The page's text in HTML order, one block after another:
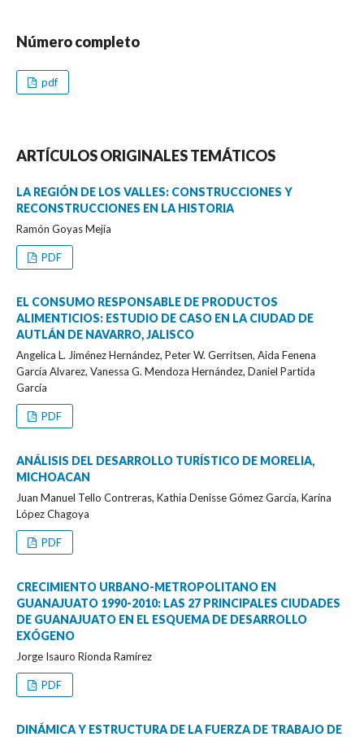
Número completo
pdf
ARTÍCULOS ORIGINALES TEMÁTICOS
LA REGIÓN DE LOS VALLES: CONSTRUCCIONES Y
RECONSTRUCCIONES EN LA HISTORIA
Ramón Goyas Mejía
PDF
EL CONSUMO RESPONSABLE DE PRODUCTOS
ALIMENTICIOS: ESTUDIO DE CASO EN LA CIUDAD DE
AUTLÁN DE NAVARRO, JALISCO
Angelica L. Jiménez Hernández, Peter W. Gerritsen, Aida Fenena
García Alvarez, Vanessa G. Mendoza Hernández, Daniel Partida
García
PDF
ANÁLISIS DEL DESARROLLO TURÍSTICO DE MORELIA,
MICHOACAN
Juan Manuel Tello Contreras, Kathia Denisse Gómez García, Karina
López Chagoya
PDF
CRECIMIENTO URBANO-METROPOLITANO EN
GUANAJUATO 1990-2010: LAS 27 PRINCIPALES CIUDADES
DE GUANAJUATO EN EL ESQUEMA DE DESARROLLO
EXÓGENO
Jorge Isauro Rionda Ramírez
PDF
DINÁMICA Y ESTRUCTURA DE LA FUERZA DE TRABAJO DE